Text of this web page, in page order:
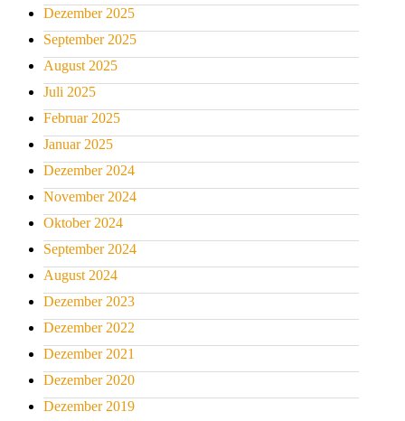
Dezember 2025
September 2025
August 2025
Juli 2025
Februar 2025
Januar 2025
Dezember 2024
November 2024
Oktober 2024
September 2024
August 2024
Dezember 2023
Dezember 2022
Dezember 2021
Dezember 2020
Dezember 2019